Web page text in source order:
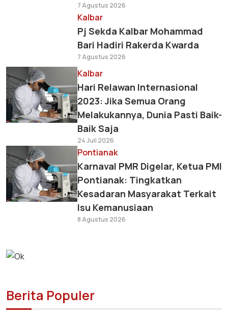
7 Agustus 2026
Kalbar
Pj Sekda Kalbar Mohammad
Bari Hadiri Rakerda Kwarda
7 Agustus 2026
Kalbar
Hari Relawan Internasional
2023: Jika Semua Orang
Melakukannya, Dunia Pasti Baik-
Baik Saja
24 Juli 2026
Pontianak
Karnaval PMR Digelar, Ketua PMI
Pontianak: Tingkatkan
Kesadaran Masyarakat Terkait
Isu Kemanusiaan
8 Agustus 2026
Berita Populer